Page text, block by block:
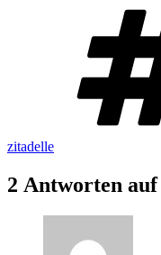
zitadelle
2 Antworten